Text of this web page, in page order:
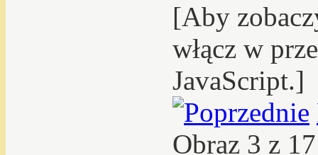
[Aby
włącz w
JavaScript.]
Obraz 3 z